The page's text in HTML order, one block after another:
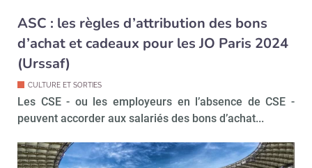
ASC : les règles d’attribution des bons
d’achat et cadeaux pour les JO Paris 2024
(Urssaf)
CULTURE ET SORTIES
Les CSE - ou les employeurs en l’absence de CSE -
peuvent accorder aux salariés des bons d’achat...